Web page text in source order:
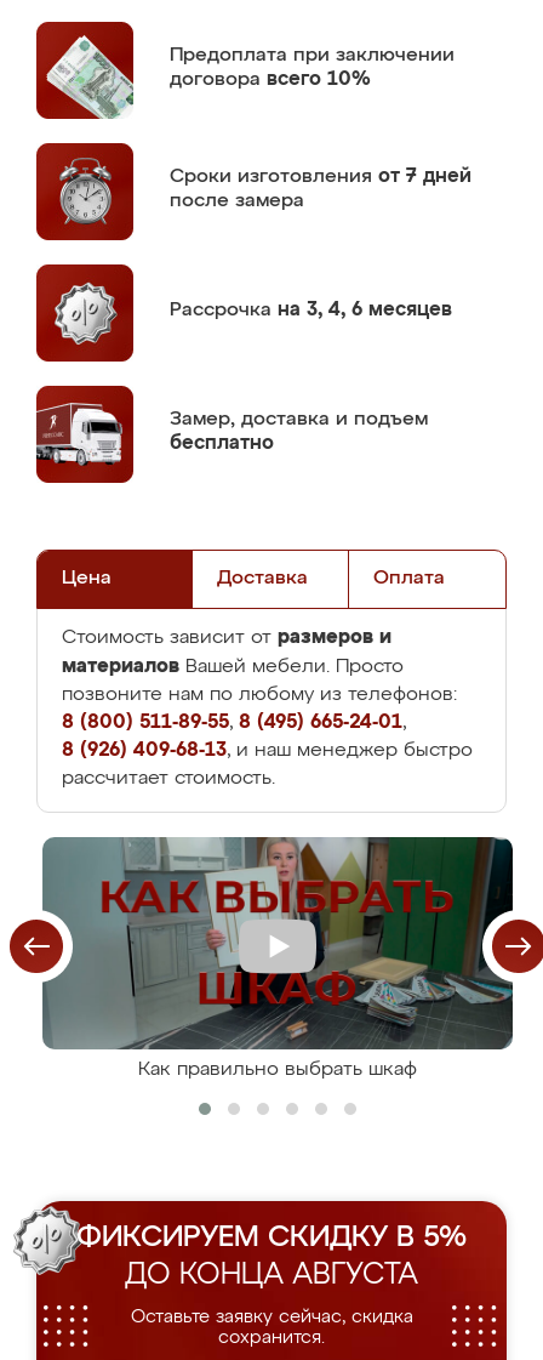
Предоплата при заключении
договора всего 10%
Сроки изготовления от 7 дней
после замера
Рассрочка на 3, 4, 6 месяцев
Замер, доставка и подъем
бесплатно
Цена Доставка Оплата
Стоимость зависит от размеров и
материалов Вашей мебели. Просто
позвоните нам по любому из телефонов:
8 (800) 511-89-55, 8 (495) 665-24-01,
8 (926) 409-68-13, и наш менеджер быстро
рассчитает стоимость.
Как правильно выбрать шкаф
ФИКСИРУЕМ СКИДКУ В 5%
ДО КОНЦА АВГУСТА
Оставьте заявку сейчас, скидка
сохранится.